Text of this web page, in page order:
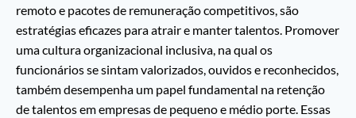
remoto e pacotes de remuneração competitivos, são
estratégias eficazes para atrair e manter talentos. Promover
uma cultura organizacional inclusiva, na qual os
funcionários se sintam valorizados, ouvidos e reconhecidos,
também desempenha um papel fundamental na retenção
de talentos em empresas de pequeno e médio porte. Essas